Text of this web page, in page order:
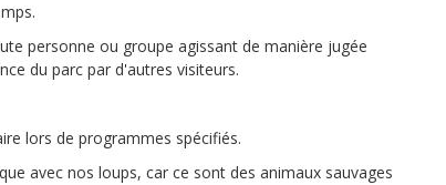
personne ou groupe agissant de manière jugée
du parc par d'autres visiteurs.
lors de programmes spécifiés.
avec nos loups, car ce sont des animaux sauvages